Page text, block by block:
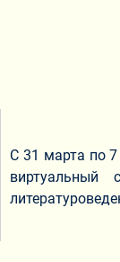
С 31 марта по
виртуальный